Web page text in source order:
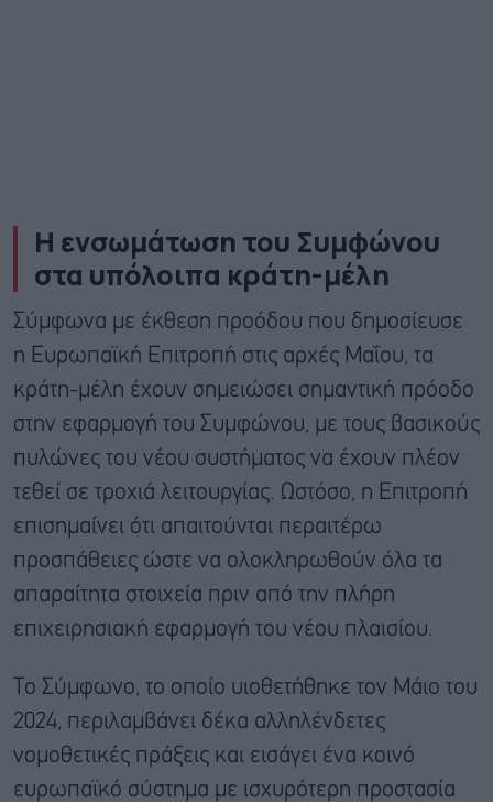
Η ενσωμάτωση του Συμφώνου
στα υπόλοιπα κράτη-μέλη
Σύμφωνα με έκθεση προόδου που δημοσίευσε
η Ευρωπαϊκή Επιτροπή στις αρχές Μαΐου, τα
κράτη-μέλη έχουν σημειώσει σημαντική πρόοδο
στην εφαρμογή του Συμφώνου, με τους βασικούς
πυλώνες του νέου συστήματος να έχουν πλέον
τεθεί σε τροχιά λειτουργίας. Ωστόσο, η Επιτροπή
επισημαίνει ότι απαιτούνται περαιτέρω
προσπάθειες ώστε να ολοκληρωθούν όλα τα
απαραίτητα στοιχεία πριν από την πλήρη
επιχειρησιακή εφαρμογή του νέου πλαισίου.
Το Σύμφωνο, το οποίο υιοθετήθηκε τον Μάιο του
2024, περιλαμβάνει δέκα αλληλένδετες
νομοθετικές πράξεις και εισάγει ένα κοινό
ευρωπαϊκό σύστημα με ισχυρότερη προστασία